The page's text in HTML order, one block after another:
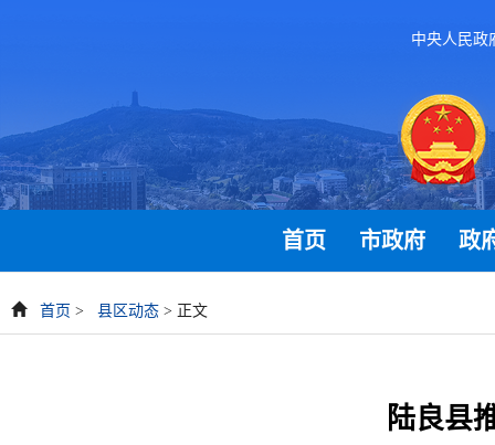
中央人民政
首页 市政府 政
首页 > 县区动态 > 正文
陆良县